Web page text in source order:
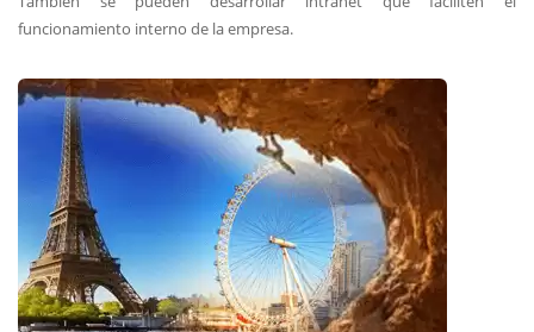
funcionamiento interno de la empresa.